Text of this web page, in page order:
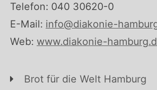
Telefon: 040 30620-0
E-Mail: info@diakonie-
Web: www.diakonie-
Brot für die Welt Hamburg